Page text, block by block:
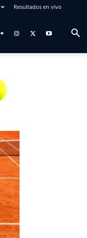
Resultados en vivo